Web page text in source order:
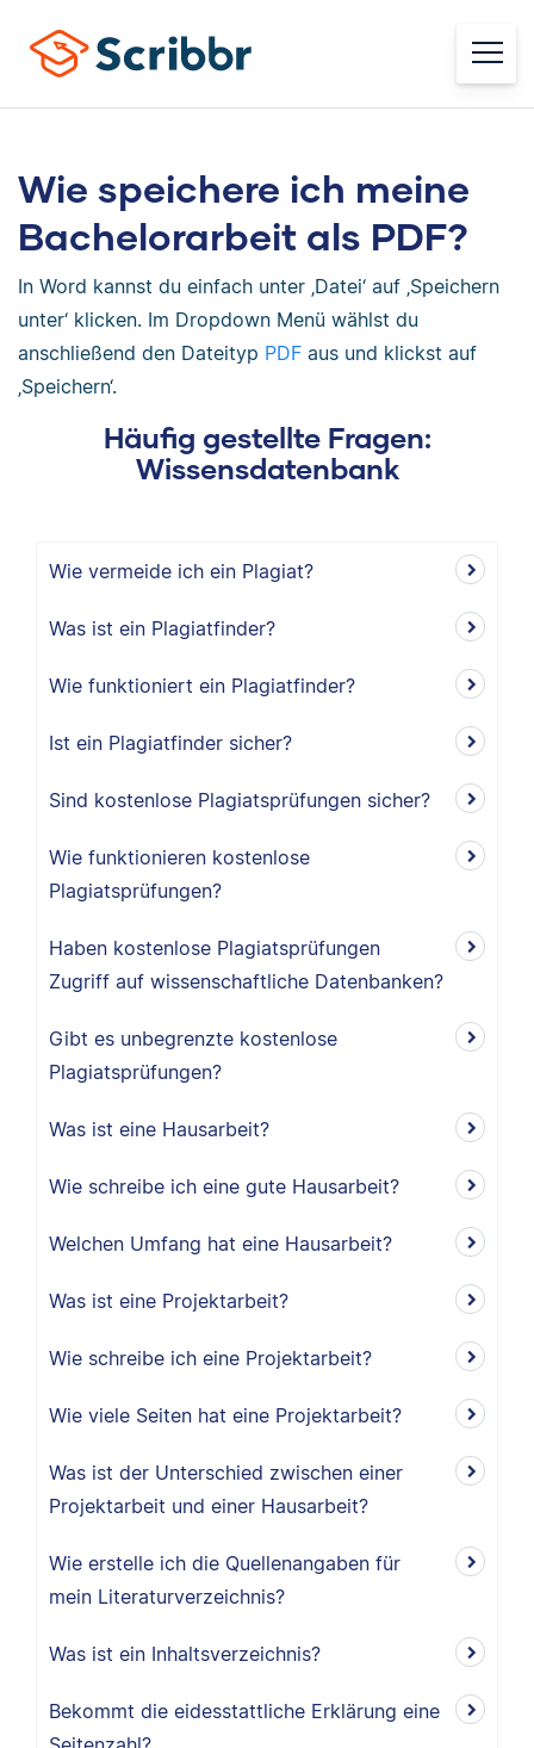
Wie speichere ich meine
Bachelorarbeit als PDF?
In Word kannst du einfach unter ‚Datei‘ auf ‚Speichern
unter‘ klicken. Im Dropdown Menü wählst du
anschließend den Dateityp PDF aus und klickst auf
‚Speichern‘.
Häufig gestellte Fragen:
Wissensdatenbank
Wie vermeide ich ein Plagiat?
Was ist ein Plagiatfinder?
Wie funktioniert ein Plagiatfinder?
Ist ein Plagiatfinder sicher?
Sind kostenlose Plagiatsprüfungen sicher?
Wie funktionieren kostenlose
Plagiatsprüfungen?
Haben kostenlose Plagiatsprüfungen
Zugriff auf wissenschaftliche Datenbanken?
Gibt es unbegrenzte kostenlose
Plagiatsprüfungen?
Was ist eine Hausarbeit?
Wie schreibe ich eine gute Hausarbeit?
Welchen Umfang hat eine Hausarbeit?
Was ist eine Projektarbeit?
Wie schreibe ich eine Projektarbeit?
Wie viele Seiten hat eine Projektarbeit?
Was ist der Unterschied zwischen einer
Projektarbeit und einer Hausarbeit?
Wie erstelle ich die Quellenangaben für
mein Literaturverzeichnis?
Was ist ein Inhaltsverzeichnis?
Bekommt die eidesstattliche Erklärung eine